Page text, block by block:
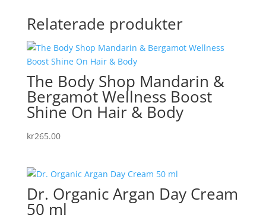
Relaterade produkter
The Body Shop Mandarin &
Bergamot Wellness Boost
Shine On Hair & Body
kr265.00
Dr. Organic Argan Day Cream
50 ml